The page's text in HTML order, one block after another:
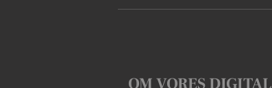
OM VORES DIGITAL